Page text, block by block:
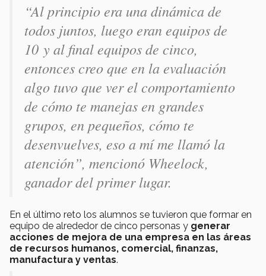
“Al principio era una dinámica de
todos juntos, luego eran equipos de
10 y al final equipos de cinco,
entonces creo que en la evaluación
algo tuvo que ver el comportamiento
de cómo te manejas en grandes
grupos, en pequeños, cómo te
desenvuelves, eso a mí me llamó la
atención”, mencionó Wheelock,
ganador del primer lugar.
En el último reto los alumnos se tuvieron que formar en
equipo de alrededor de cinco personas y generar
acciones de mejora de una empresa en las áreas
de recursos humanos, comercial, finanzas,
manufactura y ventas.